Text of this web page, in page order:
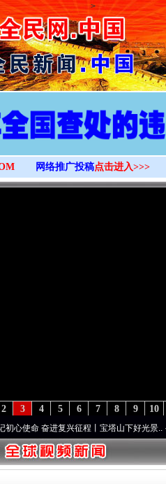
>
网络推广投稿点击进入>>>
10
9
8
7
6
5
4
3
2
进复兴征程丨宝塔山下好光景..·[视频]因党